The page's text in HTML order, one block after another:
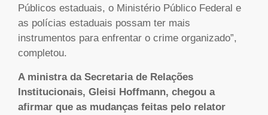
Públicos estaduais, o Ministério Público Federal e
as polícias estaduais possam ter mais
instrumentos para enfrentar o crime organizado”,
completou.
A ministra da Secretaria de Relações
Institucionais, Gleisi Hoffmann, chegou a
afirmar que as mudanças feitas pelo relator